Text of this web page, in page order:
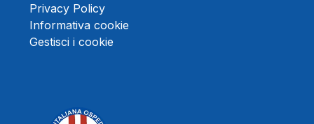
Privacy Policy
Informativa cookie
Gestisci i cookie